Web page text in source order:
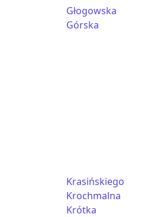
Głogowska
Górska
Krasińskiego
Krochmalna
Krótka